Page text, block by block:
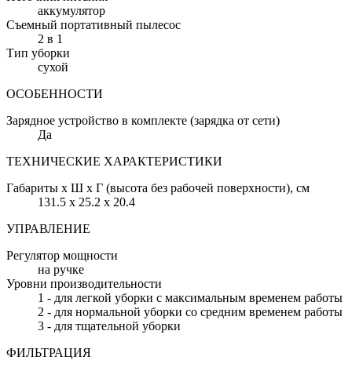
аккумулятор
Съемный портативный пылесос
2 в 1
Тип уборки
сухой
ОСОБЕННОСТИ
Зарядное устройство в комплекте (зарядка от сети)
Да
ТЕХНИЧЕСКИЕ ХАРАКТЕРИСТИКИ
Габариты х Ш х Г (высота без рабочей поверхности), см
131.5 х 25.2 х 20.4
УПРАВЛЕНИЕ
Регулятор мощности
на ручке
Уровни производительности
1 - для легкой уборки с максимальным временем работы
2 - для нормальной уборки со средним временем работы
3 - для тщательной уборки
ФИЛЬТРАЦИЯ